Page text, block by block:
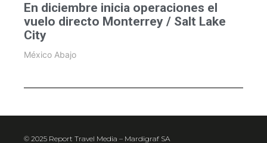
En diciembre inicia operaciones el
vuelo directo Monterrey / Salt Lake
City
México Abajo
© 2025 Report Travel Media – Mardigraf SA